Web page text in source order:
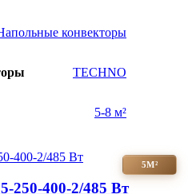
конвекторы
TECHNO
5-8 м²
5М²
250-400-2/485 Вт